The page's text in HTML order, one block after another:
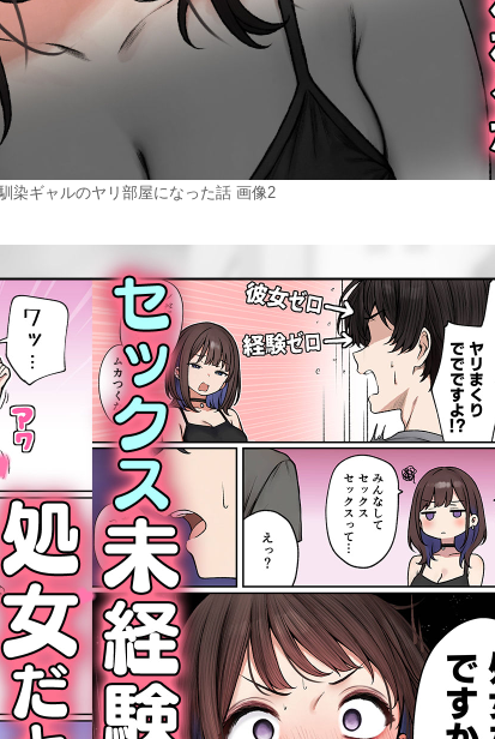
染ギャルのヤリ部屋になった話 画像2